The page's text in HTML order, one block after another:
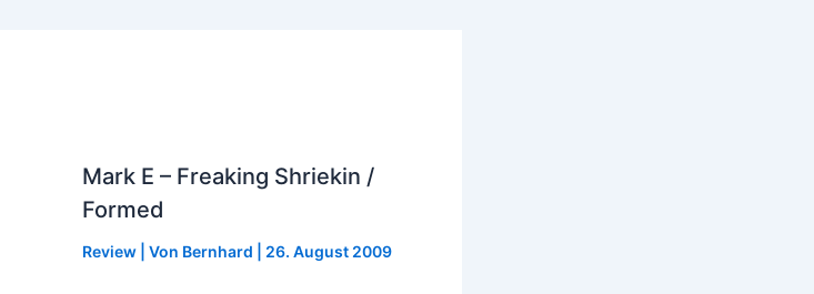
Mark E – Freaking Shriekin /
Formed
Review| Von Bernhard 26. August 2009